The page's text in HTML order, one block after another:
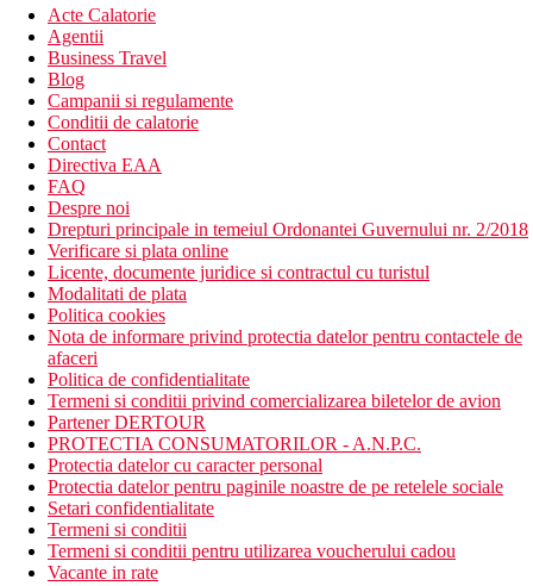
Acte Calatorie
Agentii
Business Travel
Blog
Campanii si regulamente
Conditii de calatorie
Contact
Directiva EAA
FAQ
Despre noi
Drepturi principale in temeiul Ordonantei Guvernului nr. 2/2018
Verificare si plata online
Licente, documente juridice si contractul cu turistul
Modalitati de plata
Politica cookies
Nota de informare privind protectia datelor pentru contactele de
afaceri
Politica de confidentialitate
Termeni si conditii privind comercializarea biletelor de avion
Partener DERTOUR
PROTECTIA CONSUMATORILOR - A.N.P.C.
Protectia datelor cu caracter personal
Protectia datelor pentru paginile noastre de pe retelele sociale
Setari confidentialitate
Termeni si conditii
Termeni si conditii pentru utilizarea voucherului cadou
Vacante in rate